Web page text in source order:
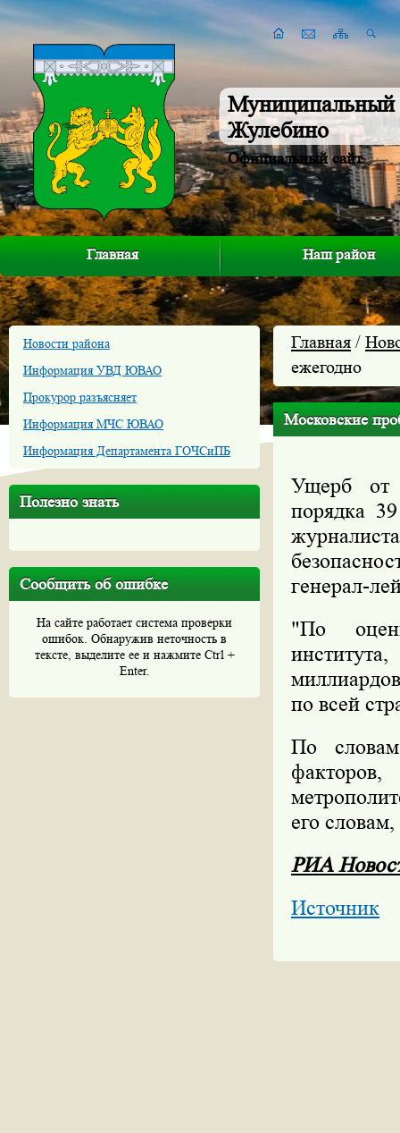
Муниципальный
Жулебино
Официальный сайт
Главная Наш район
Новости района
Информация УВД ЮВАО
Прокурор разъясняет
Информация МЧС ЮВАО
Информация Департамента ГОЧСиПБ
Полезно знать
Сообщить об ошибке
На сайте работает система проверки
ошибок. Обнаружив неточность в
тексте, выделите ее и нажмите Ctrl +
Enter.
Главная /
ежегодно
Московские
Ущерб от
порядка
генерал-
"По
по всей
По
его
РИА
Источник